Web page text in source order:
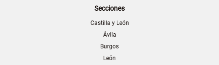
Secciones
Castilla y León
Ávila
Burgos
León